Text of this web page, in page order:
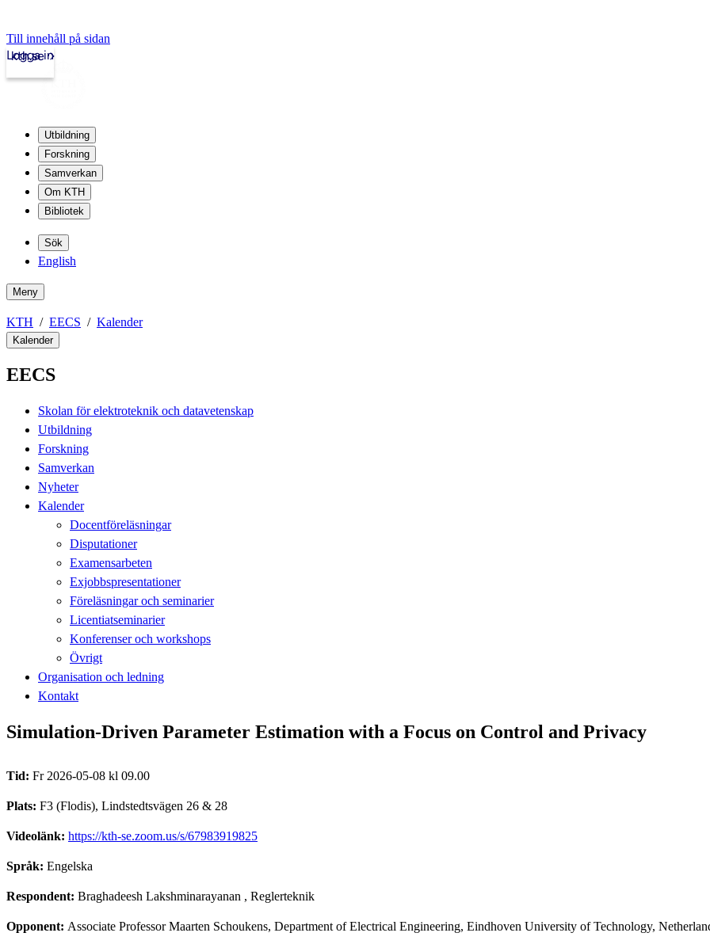
Till innehåll på sidan
kth.se
Logga in
Utbildning
Forskning
Samverkan
Om KTH
Bibliotek
Sök
English
Meny
KTH EECS Kalender
Kalender
EECS
Skolan för elektroteknik och datavetenskap
Utbildning
Forskning
Samverkan
Nyheter
Kalender
Docentföreläsningar
Disputationer
Examensarbeten
Exjobbspresentationer
Föreläsningar och seminarier
Licentiatseminarier
Konferenser och workshops
Övrigt
Organisation och ledning
Kontakt
Simulation-Driven Parameter Estimation with a Focus on Control and Privacy
Tid: Fr 2026-05-08 kl 09.00
Plats: F3 (Flodis), Lindstedtsvägen 26 & 28
Videolänk: https://kth-se.zoom.us/s/67983919825
Språk: Engelska
Respondent: Braghadeesh Lakshminarayanan , Reglerteknik
Opponent: Associate Professor Maarten Schoukens, Department of Electrical Engineering, Eindhoven University of Technology,